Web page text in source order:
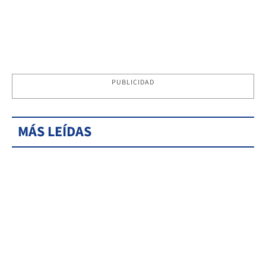
PUBLICIDAD
MÁS LEÍDAS